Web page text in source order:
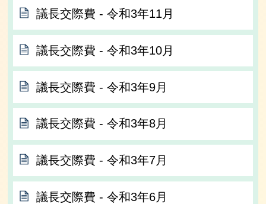
議長交際費 ‐ 令和3年11月
議長交際費 ‐ 令和3年10月
議長交際費 ‐ 令和3年9月
議長交際費 ‐ 令和3年8月
議長交際費 ‐ 令和3年7月
議長交際費 ‐ 令和3年6月